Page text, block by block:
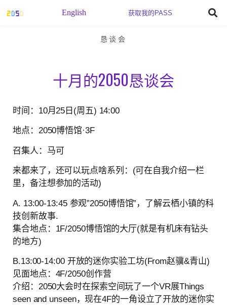
English 获取我的PASS
恳谈会
十月的2050恳谈会
时间：10月25日(周五) 14:00
地点：2050博悟馆·3F
召集人：马可
来都来了，还可以玩点啥系列：(可在自我介绍一栏
里，备注想参加的活动)
A. 13:00-13:45 参观”2050博悟馆”，了解云栖小镇的科
技创新故事.
集合地点：1F/2050博悟馆的大厅(就是有机床有钻头
的地方)
B.13:00-14:00 开放的迷你实验工坊(From赵骥&青山)
见面地点：4F/2050创作营
介绍：2050大会时在探索空间玩了一个VR展Things
seen and unseen，现在4F的一角设立了开放的迷你实